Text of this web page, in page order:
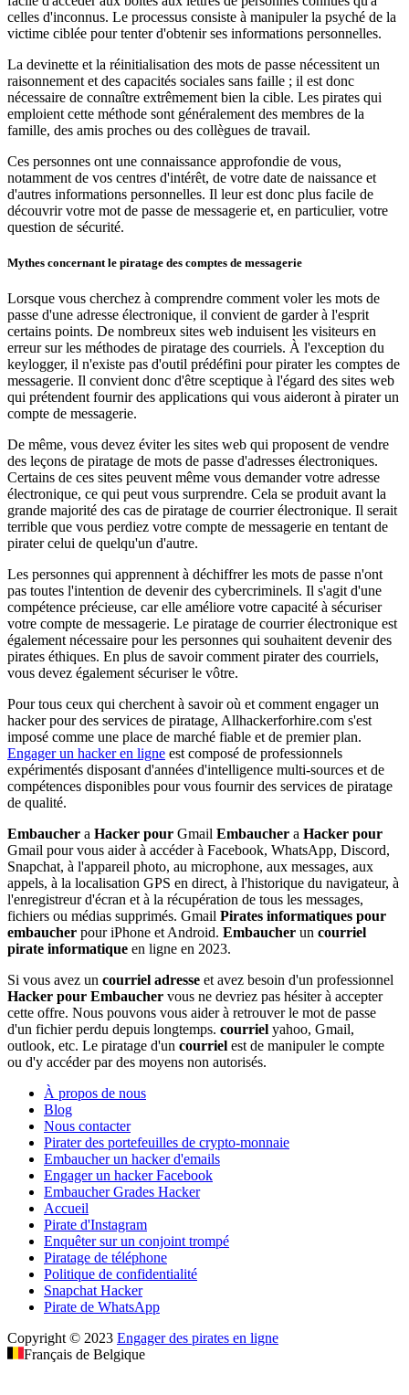
celles d'inconnus. Le processus consiste à manipuler la psyché de la
victime ciblée pour tenter d'obtenir ses informations personnelles.
La devinette et la réinitialisation des mots de passe nécessitent un
raisonnement et des capacités sociales sans faille ; il est donc
nécessaire de connaître extrêmement bien la cible. Les pirates qui
emploient cette méthode sont généralement des membres de la
famille, des amis proches ou des collègues de travail.
Ces personnes ont une connaissance approfondie de vous,
notamment de vos centres d'intérêt, de votre date de naissance et
d'autres informations personnelles. Il leur est donc plus facile de
découvrir votre mot de passe de messagerie et, en particulier, votre
question de sécurité.
Mythes concernant le piratage des comptes de messagerie
Lorsque vous cherchez à comprendre comment voler les mots de
passe d'une adresse électronique, il convient de garder à l'esprit
certains points. De nombreux sites web induisent les visiteurs en
erreur sur les méthodes de piratage des courriels. À l'exception du
keylogger, il n'existe pas d'outil prédéfini pour pirater les comptes de
messagerie. Il convient donc d'être sceptique à l'égard des sites web
qui prétendent fournir des applications qui vous aideront à pirater un
compte de messagerie.
De même, vous devez éviter les sites web qui proposent de vendre
des leçons de piratage de mots de passe d'adresses électroniques.
Certains de ces sites peuvent même vous demander votre adresse
électronique, ce qui peut vous surprendre. Cela se produit avant la
grande majorité des cas de piratage de courrier électronique. Il serait
terrible que vous perdiez votre compte de messagerie en tentant de
pirater celui de quelqu'un d'autre.
Les personnes qui apprennent à déchiffrer les mots de passe n'ont
pas toutes l'intention de devenir des cybercriminels. Il s'agit d'une
compétence précieuse, car elle améliore votre capacité à sécuriser
votre compte de messagerie. Le piratage de courrier électronique est
également nécessaire pour les personnes qui souhaitent devenir des
pirates éthiques. En plus de savoir comment pirater des courriels,
vous devez également sécuriser le vôtre.
Pour tous ceux qui cherchent à savoir où et comment engager un
hacker pour des services de piratage, Allhackerforhire.com s'est
imposé comme une place de marché fiable et de premier plan.
Engager un hacker en ligne est composé de professionnels
expérimentés disposant d'années d'intelligence multi-sources et de
compétences disponibles pour vous fournir des services de piratage
de qualité.
Embaucher a Hacker pour Gmail Embaucher a Hacker pour
Gmail pour vous aider à accéder à Facebook, WhatsApp, Discord,
Snapchat, à l'appareil photo, au microphone, aux messages, aux
appels, à la localisation GPS en direct, à l'historique du navigateur, à
l'enregistreur d'écran et à la récupération de tous les messages,
fichiers ou médias supprimés. Gmail Pirates informatiques pour
embaucher pour iPhone et Android. Embaucher un courriel
pirate informatique en ligne en 2023.
Si vous avez un courriel adresse et avez besoin d'un professionnel
Hacker pour Embaucher vous ne devriez pas hésiter à accepter
cette offre. Nous pouvons vous aider à retrouver le mot de passe
d'un fichier perdu depuis longtemps. courriel yahoo, Gmail,
outlook, etc. Le piratage d'un courriel est de manipuler le compte
ou d'y accéder par des moyens non autorisés.
À propos de nous
Blog
Nous contacter
Pirater des portefeuilles de crypto-monnaie
Embaucher un hacker d'emails
Engager un hacker Facebook
Embaucher Grades Hacker
Accueil
Pirate d'Instagram
Enquêter sur un conjoint trompé
Piratage de téléphone
Politique de confidentialité
Snapchat Hacker
Pirate de WhatsApp
Copyright © 2023 Engager des pirates en ligne
Français de Belgique